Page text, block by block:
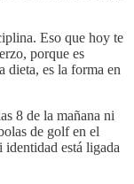
Eso que hoy te
porque es
dieta, es la forma en
8 de la mañana ni
de golf en el
está ligada